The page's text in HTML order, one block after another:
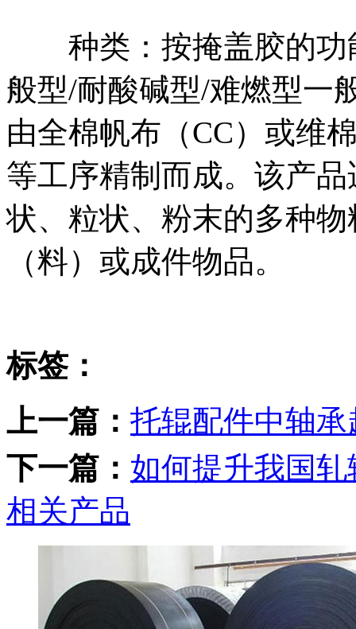
种类：按掩盖胶的功
般型/耐酸碱型/难燃型一
由全棉帆布（CC）或维
等工序精制而成。该产
状、粒状、粉末的多种
（料）或成件物品。
标签：
上一篇： 托辊配件中轴
下一篇： 如何提升我国
相关产品